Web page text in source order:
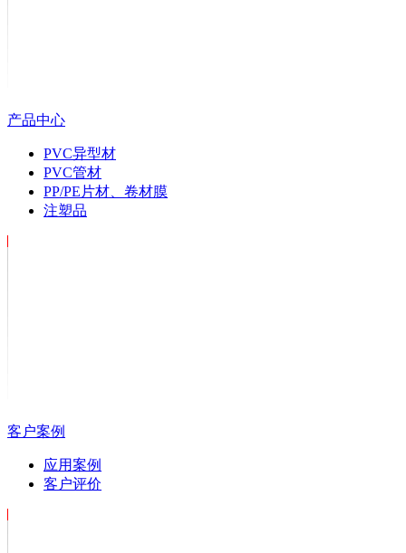
产品中心
PVC异型材
PVC管材
PP/PE片材、卷材膜
注塑品
客户案例
应用案例
客户评价